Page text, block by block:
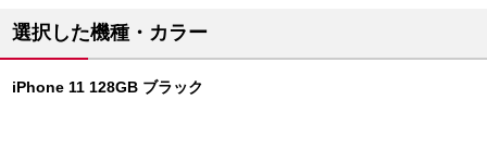
選択した機種・カラー
iPhone 11 128GB ブラック